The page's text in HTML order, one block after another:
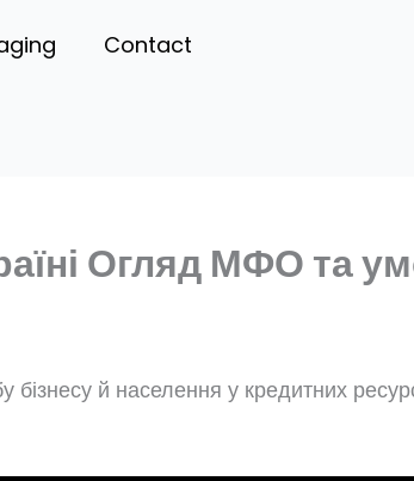
Contact
Огляд МФО та
бізнесу й населення у кредитних